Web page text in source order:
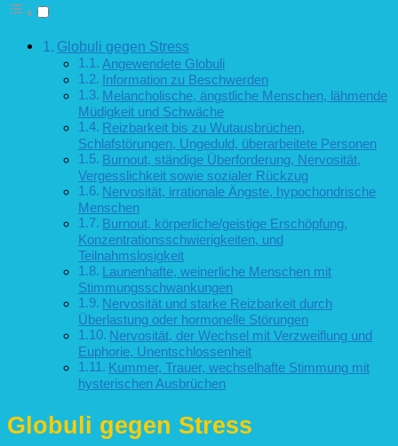
Globuli gegen Stress
Angewendete Globuli
Information zu Beschwerden
Melancholische, ängstliche Menschen, lähmende
Müdigkeit und Schwäche
Reizbarkeit bis zu Wutausbrüchen,
Schlafstörungen, Ungeduld, überarbeitete Personen
Burnout, ständige Überforderung, Nervosität,
Vergesslichkeit sowie sozialer Rückzug
Nervosität, irrationale Ängste, hypochondrische
Menschen
Burnout, körperliche/geistige Erschöpfung,
Konzentrationsschwierigkeiten, und
Teilnahmslosigkeit
Launenhafte, weinerliche Menschen mit
Stimmungsschwankungen
Nervosität und starke Reizbarkeit durch
Überlastung oder hormonelle Störungen
Nervosität, der Wechsel mit Verzweiflung und
Euphorie, Unentschlossenheit
Kummer, Trauer, wechselhafte Stimmung mit
hysterischen Ausbrüchen
Globuli gegen Stress